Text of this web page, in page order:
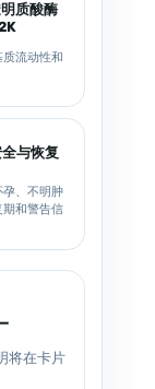
质酸酶
流动性和
与恢复
、不明肿
和警告信
将在卡片